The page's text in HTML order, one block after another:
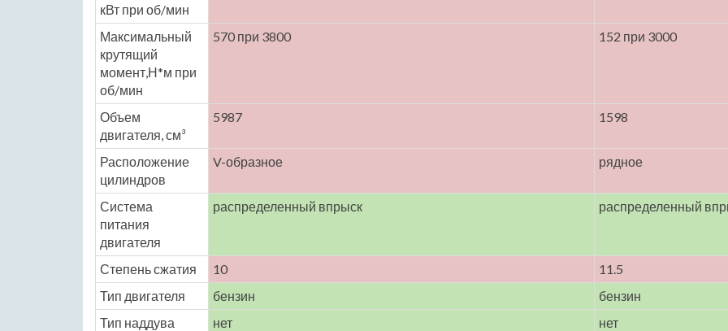
кВт при об/мин
Максимальный
крутящий
момент,Н*м при
об/мин
570 при 3800 152 при 3000
Объем
двигателя, см³
5987 1598
Расположение
цилиндров
V-образное рядное
Система
питания
двигателя
распределенный впрыск распределенный
Степень сжатия 10
11.5
Тип двигателя
бензин
бензин
Тип наддува
нет
нет